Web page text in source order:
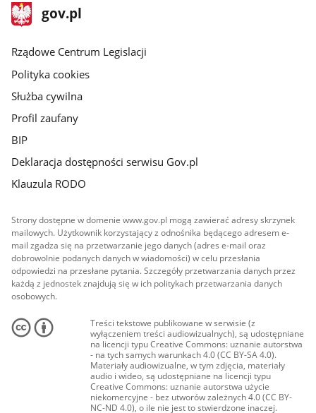
stopka
gov.plStrona
gov.pl
Rządowe Centrum Legislacji
Polityka cookies
Służba cywilna
Profil zaufany
BIP
Deklaracja dostępności serwisu Gov.pl
Klauzula RODO
Strony dostępne w domenie www.gov.pl mogą zawierać adresy skrzynek
mailowych. Użytkownik korzystający z odnośnika będącego adresem e-
mail zgadza się na przetwarzanie jego danych (adres e-mail oraz
dobrowolnie podanych danych w wiadomości) w celu przesłania
odpowiedzi na przesłane pytania. Szczegóły przetwarzania danych przez
każdą z jednostek znajdują się w ich politykach przetwarzania danych
osobowych.
Treści tekstowe publikowane w serwisie (z
wyłączeniem treści audiowizualnych), są udostępniane
na licencji typu Creative Commons: uznanie autorstwa
- na tych samych warunkach 4.0 (CC BY-SA 4.0).
Materiały audiowizualne, w tym zdjęcia, materiały
audio i wideo, są udostępniane na licencji typu
Creative Commons: uznanie autorstwa użycie
niekomercyjne - bez utworów zależnych 4.0 (CC BY-
NC-ND 4.0), o ile nie jest to stwierdzone inaczej.